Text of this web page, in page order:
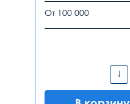
От 100 000